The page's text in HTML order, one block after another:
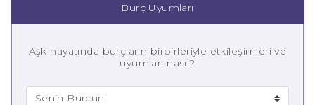
Burç Uyumları
Aşk hayatında burçların birbirleriyle etkileşimleri ve
uyumları nasıl?